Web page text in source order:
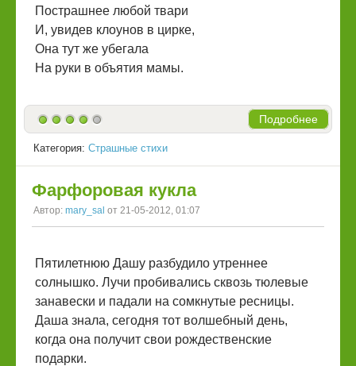
Пострашнее любой твари
И, увидев клоунов в цирке,
Она тут же убегала
На руки в объятия мамы.
Подробнее
Категория: Страшные стихи
Фарфоровая кукла
Автор: mary_sal от 21-05-2012, 01:07
Пятилетнюю Дашу разбудило утреннее
солнышко. Лучи пробивались сквозь тюлевые
занавески и падали на сомкнутые ресницы.
Даша знала, сегодня тот волшебный день,
когда она получит свои рождественские
подарки.